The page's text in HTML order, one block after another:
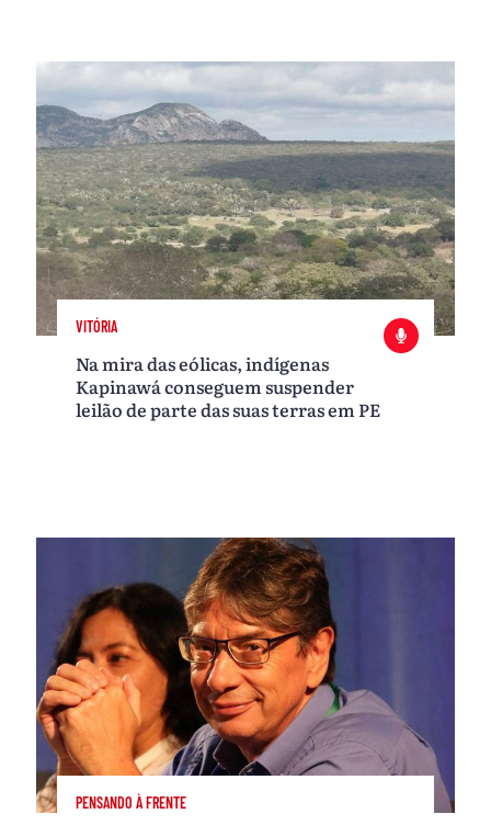
VITÓRIA
Na mira das eólicas, indígenas
Kapinawá conseguem suspender
leilão de parte das suas terras em PE
PENSANDO À FRENTE